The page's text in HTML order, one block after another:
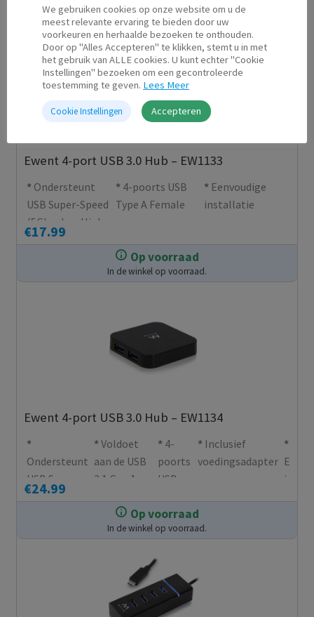
In de winkel op voorraad.
Gigabit
Netwerkpoort
toe
Op voorraad
In de winkel op voorraad.
Ewent 4-port USB 3.0 Hub – EW1133
€17.99
Ondersteunt
USB Super-Speed
(5Gbps) en High
Speed USB 2.0
4-poorts USB
Type A Female
Eenvoudige
installatie
Op voorraad
In de winkel op voorraad.
Ewent 4-port USB 3.0 Hub – EW1134
€24.99
Ondersteunt
USB Super-
Speed
Voldoet
aan de USB
3.1 Gen 1
specificatie,
compatibel
en USB 1.1
4-
poorts
USB
female
Inclusief
voedingsadapter
We gebruiken cookies op onze website om u de
meest relevante ervaring te bieden door uw
voorkeuren en herhaalde bezoeken te onthouden.
Door op "Alles Accepteren" te klikken, stemt u in met
het gebruik van ALLE cookies. U kunt echter "Cookie
Instellingen" bezoeken om een gecontroleerde
toestemming te geven. Lees Meer
Cookie Instellingen Accepteren